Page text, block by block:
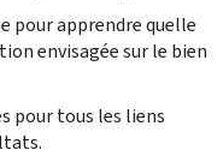
pour apprendre quelle
envisagée sur le bien
pour tous les liens